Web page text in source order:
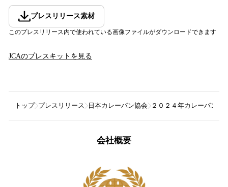
プレスリリース素材
このプレスリリース内で使われている画像ファイルがダウンロードできます
JCAのプレスキットを見る
トップ プレスリリース 日本カレーパン協会 ２０２４年カレーパン美
会社概要